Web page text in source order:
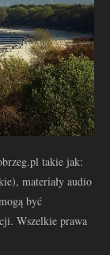
takie jak:
materiały audio
być
Wszelkie prawa